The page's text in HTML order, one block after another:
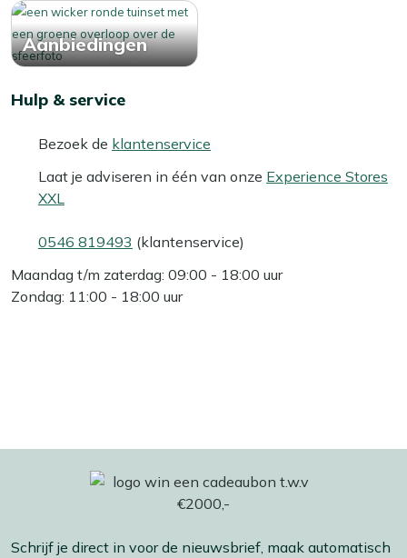
Aanbiedingen
Hulp & service
Bezoek de klantenservice
Laat je adviseren in één van onze Experience Stores
XXL
0546 819493 (klantenservice)
Maandag t/m zaterdag: 09:00 - 18:00 uur
Zondag: 11:00 - 18:00 uur
Schrijf je direct in voor de nieuwsbrief, maak automatisch